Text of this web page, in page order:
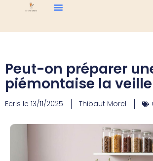
Peut-on préparer
piémontaise la veille
Ecris le 13/11/2025 Thibaut Morel